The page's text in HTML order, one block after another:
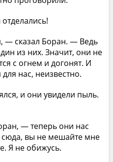
— сказал Боран. — Ведь
из них. Значит, они не
с огнем и догонят. И
нас, неизвестно.
и они увидели пыль.
— теперь они нас
сюда, вы не мешайте мне
Я не обижусь.